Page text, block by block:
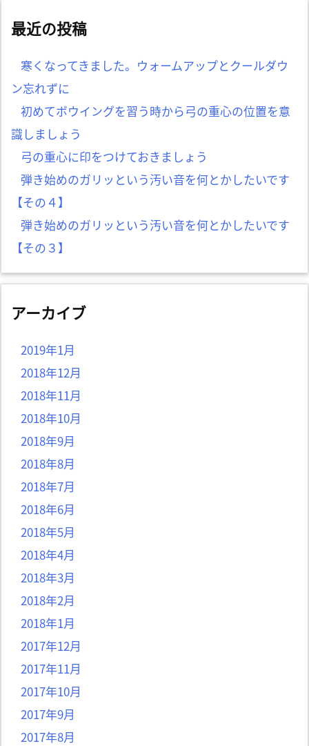
最近の投稿
寒くなってきました。ウォームアップとクールダウ
ン忘れずに
初めてボウイングを習う時から弓の重心の位置を意
識しましょう
弓の重心に印をつけておきましょう
弾き始めのガリッという汚い音を何とかしたいです
【その４】
弾き始めのガリッという汚い音を何とかしたいです
【その３】
アーカイブ
2019年1月
2018年12月
2018年11月
2018年10月
2018年9月
2018年8月
2018年7月
2018年6月
2018年5月
2018年4月
2018年3月
2018年2月
2018年1月
2017年12月
2017年11月
2017年10月
2017年9月
2017年8月